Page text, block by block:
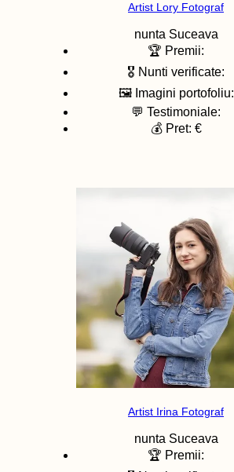
Artist Lory Fotograf
nunta Suceava
🏆 Premii:
🎖️ Nunti verificate:
🖼️ Imagini portofoliu:
💬 Testimoniale:
💰 Pret: €
Artist Irina Fotograf
nunta Suceava
🏆 Premii: